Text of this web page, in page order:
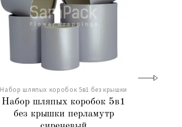
Набор шляпых коробок 5в1 без крышки
Набор шляпых коробок 5в1
без крышки перламутр